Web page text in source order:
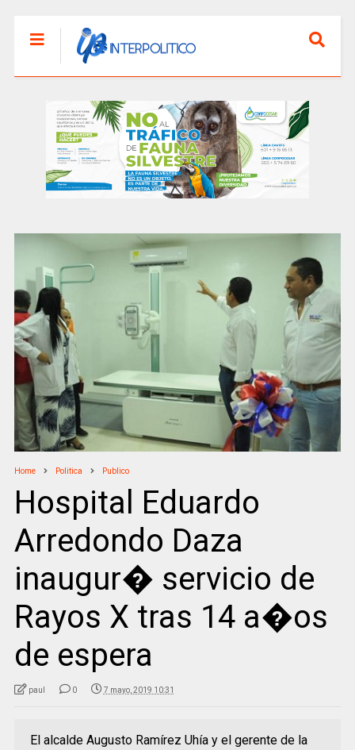
Home Politica Publico
Hospital Eduardo
Arredondo Daza
inaugur� servicio de
Rayos X tras 14 a�os
de espera
paul 0 7 mayo, 2019 10:31
El alcalde Augusto Ramírez Uhía y el gerente de la